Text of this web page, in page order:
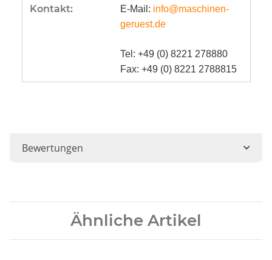
Kontakt: E-Mail: info@maschinen-
geruest.de
Tel: +49 (0) 8221 278880
Fax: +49 (0) 8221 2788815
Bewertungen
Ähnliche Artikel